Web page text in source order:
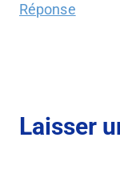
Réponse
Laisser